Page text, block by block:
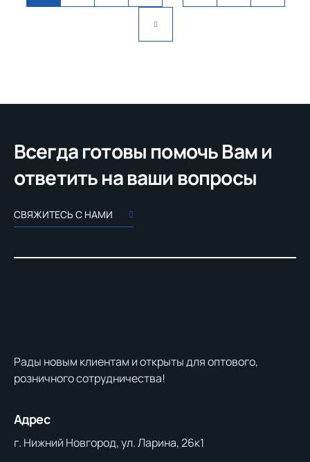
Всегда готовы помочь Вам и
ответить на ваши вопросы
СВЯЖИТЕСЬ С НАМИ
Рады новым клиентам и открыты для оптового,
розничного сотрудничества!
Адрес
г. Нижний Новгород, ул. Ларина, 26к1